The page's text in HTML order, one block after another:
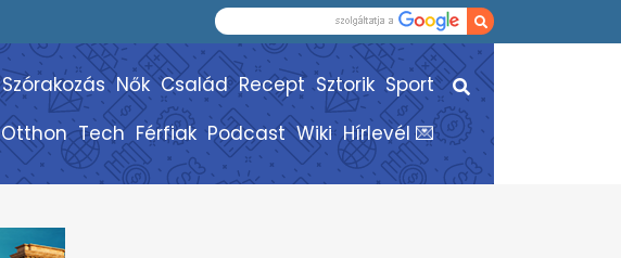
Szórakozás Nők Család Recept Sztorik Sport
Otthon Tech Férfiak Podcast Wiki Hírlevél 💌